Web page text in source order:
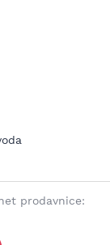
prodavnice: